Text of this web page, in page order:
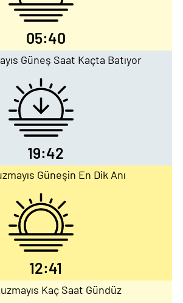
05:40
Güneş Saat Kaçta Batıyor
19:42
Güneşin En Dik Anı
12:41
Kaç Saat Gündüz